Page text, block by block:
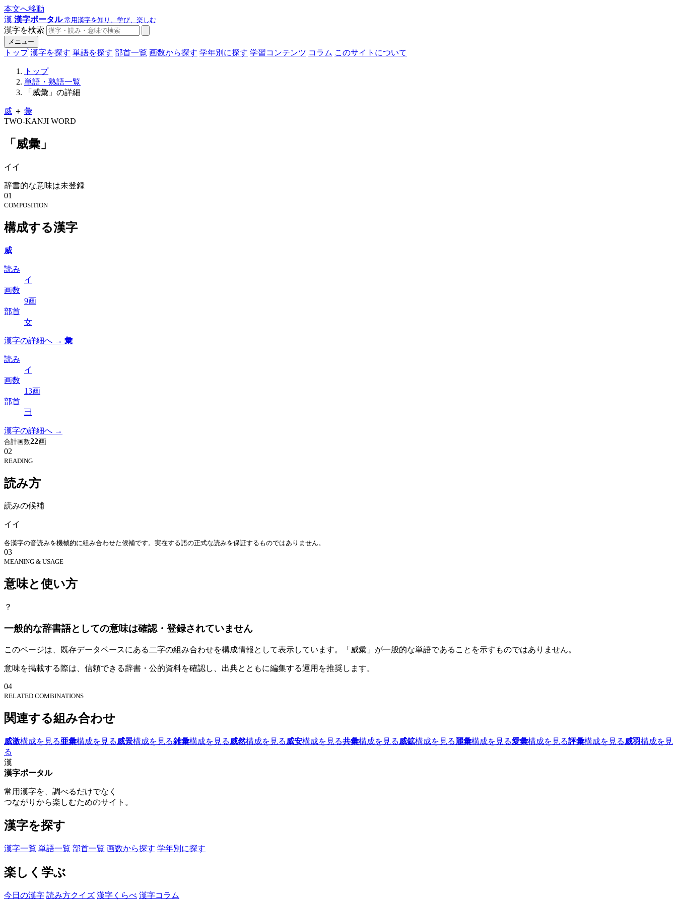
本文へ移動
漢 漢字ポータル 常用漢字を知り、学び、楽しむ
漢字を検索
メニュー
トップ 漢字を探す 単語を探す 部首一覧 画数から探す 学年別に探す 学習コンテンツ コラム このサイトについて
トップ
単語・熟語一覧
「威彙」の詳細
威 ＋ 彙
TWO-KANJI WORD
「威彙」
イイ
辞書的な意味は未登録
01
COMPOSITION
構成する漢字
威
読み
イ
画数
9画
部首
女
漢字の詳細へ → 彙
読み
イ
画数
13画
部首
彐
漢字の詳細へ →
合計画数22画
02
READING
読み方
読みの候補
イイ
各漢字の音読みを機械的に組み合わせた候補です。実在する語の正式な読みを保証するものではありません。
03
MEANING & USAGE
意味と使い方
？
一般的な辞書語としての意味は確認・登録されていません
このページは、既存データベースにある二字の組み合わせを構成情報として表示しています。「威彙」が一般的な単語であることを示すものではありません。
意味を掲載する際は、信頼できる辞書・公的資料を確認し、出典とともに編集する運用を推奨します。
04
RELATED COMBINATIONS
関連する組み合わせ
威激構成を見る亜彙構成を見る威景構成を見る雑彙構成を見る威然構成を見る威安構成を見る共彙構成を見る威鉱構成を見る 麗彙構成を見る愛彙構成を見る評彙構成を見る威羽構成を見
る
漢
漢字ポータル
常用漢字を、調べるだけでなく
つながりから楽しむためのサイト。
漢字を探す
漢字一覧 単語一覧 部首一覧 画数から探す 学年別に探す
楽しく学ぶ
今日の漢字 読み方クイズ 漢字くらべ 漢字コラム